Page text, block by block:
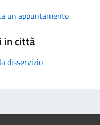
un appuntamento
in città
disservizio